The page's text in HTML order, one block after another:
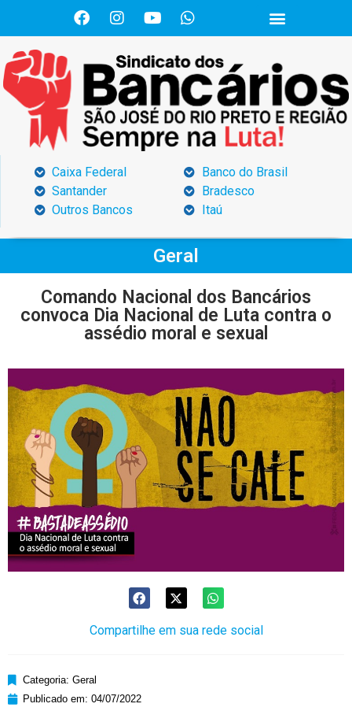
Caixa Federal
Santander
Outros Bancos
Banco do Brasil
Bradesco
Itaú
Geral
Comando Nacional dos Bancários
convoca Dia Nacional de Luta contra o
assédio moral e sexual
Compartilhe em sua rede social
Categoria: Geral
Publicado em: 04/07/2022